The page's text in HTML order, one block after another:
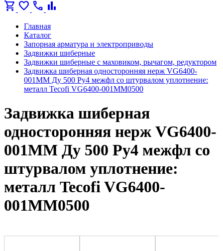
shopping_cart favorite call bar_chart
Главная
Каталог
Запорная арматура и электроприводы
Задвижки шиберные
Задвижки шиберные с маховиком, рычагом, редуктором
Задвижка шиберная односторонняя нерж VG6400-
001MM Ду 500 Ру4 межфл со штурвалом уплотнение:
металл Tecofi VG6400-001MM0500
Задвижка шиберная
односторонняя нерж VG6400-
001MM Ду 500 Ру4 межфл со
штурвалом уплотнение:
металл Tecofi VG6400-
001MM0500